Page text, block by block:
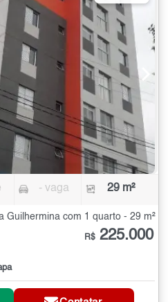
- vaga 29 m²
Guilhermina com 1 quarto - 29 m²
R$ 225.000